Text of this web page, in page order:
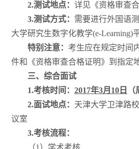
2.测试地点： 详见《资格审查合
3.测试方式： 需要进行外国语
大学研究生数字化教学(e-Learning)
特别注意： 考生应在规定时间
件和《资格审查合格证明》到指定
三、综合面试
1.考核时间： 2017年3月 10日
2.面试地点： 天津大学卫津路
议室
3.考核流程：